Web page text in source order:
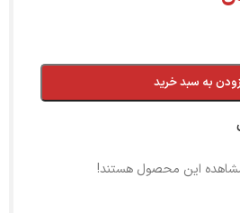
به سبد خرید
این محصول هستند!